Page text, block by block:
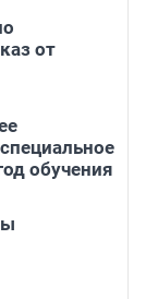
от
обучения